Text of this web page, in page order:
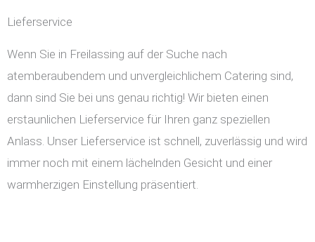
Lieferservice
Wenn Sie in Freilassing auf der Suche nach
atemberaubendem und unvergleichlichem Catering sind,
dann sind Sie bei uns genau richtig! Wir bieten einen
erstaunlichen Lieferservice für Ihren ganz speziellen
Anlass. Unser Lieferservice ist schnell, zuverlässig und wird
immer noch mit einem lächelnden Gesicht und einer
warmherzigen Einstellung präsentiert.